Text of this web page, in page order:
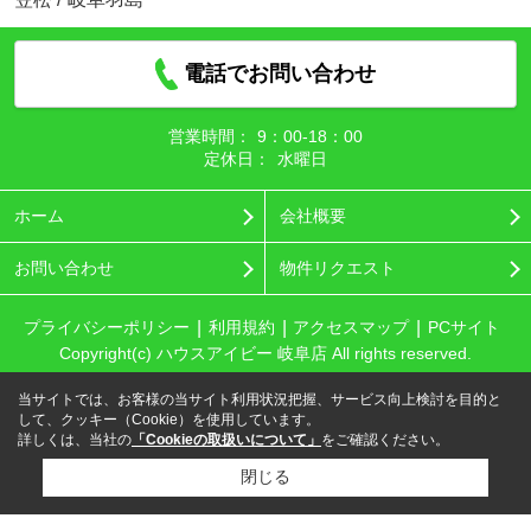
電話でお問い合わせ
営業時間：
9：00‐18：00
定休日：
水曜日
ホーム 会社概要
お問い合わせ 物件リクエスト
プライバシーポリシー 利用規約 アクセスマップ
PCサイト
Copyright(c) ハウスアイビー 岐阜店 All rights reserved.
当サイトでは、お客様の当サイト利用状況把握、サービス向上検討を目的と
して、クッキー（Cookie）を使用しています。
詳しくは、当社の 「Cookieの取扱いについて」 をご確認ください。
閉じる